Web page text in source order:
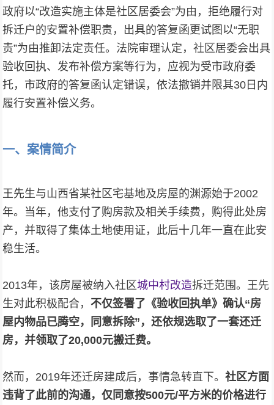
政府以“改造实施主体是社区居委会”为由，拒绝履行对
拆迁户的安置补偿职责，出具的答复函更试图以“无职
责”为由推卸法定责任。法院审理认定，社区居委会出具
验收回执、发布补偿方案等行为，应视为受市政府委
托，市政府的答复函认定错误，依法撤销并限其30日内
履行安置补偿义务。
一、案情简介
王先生与山西省某社区宅基地及房屋的渊源始于2002
年。当年，他支付了购房款及相关手续费，购得此处房
产，并取得了集体土地使用证，此后十几年一直在此安
稳生活。
2013年，该房屋被纳入社区城中村改造拆迁范围。王先
生对此积极配合， 不仅签署了《验收回执单》确认“房
屋内物品已腾空，同意拆除”，还依规选取了一套还迁
房，并领取了20,000元搬迁费。
然而，2019年还迁房建成后，事情急转直下。社区方面
违背了此前的沟通，仅同意按500元/平方米的价格进行